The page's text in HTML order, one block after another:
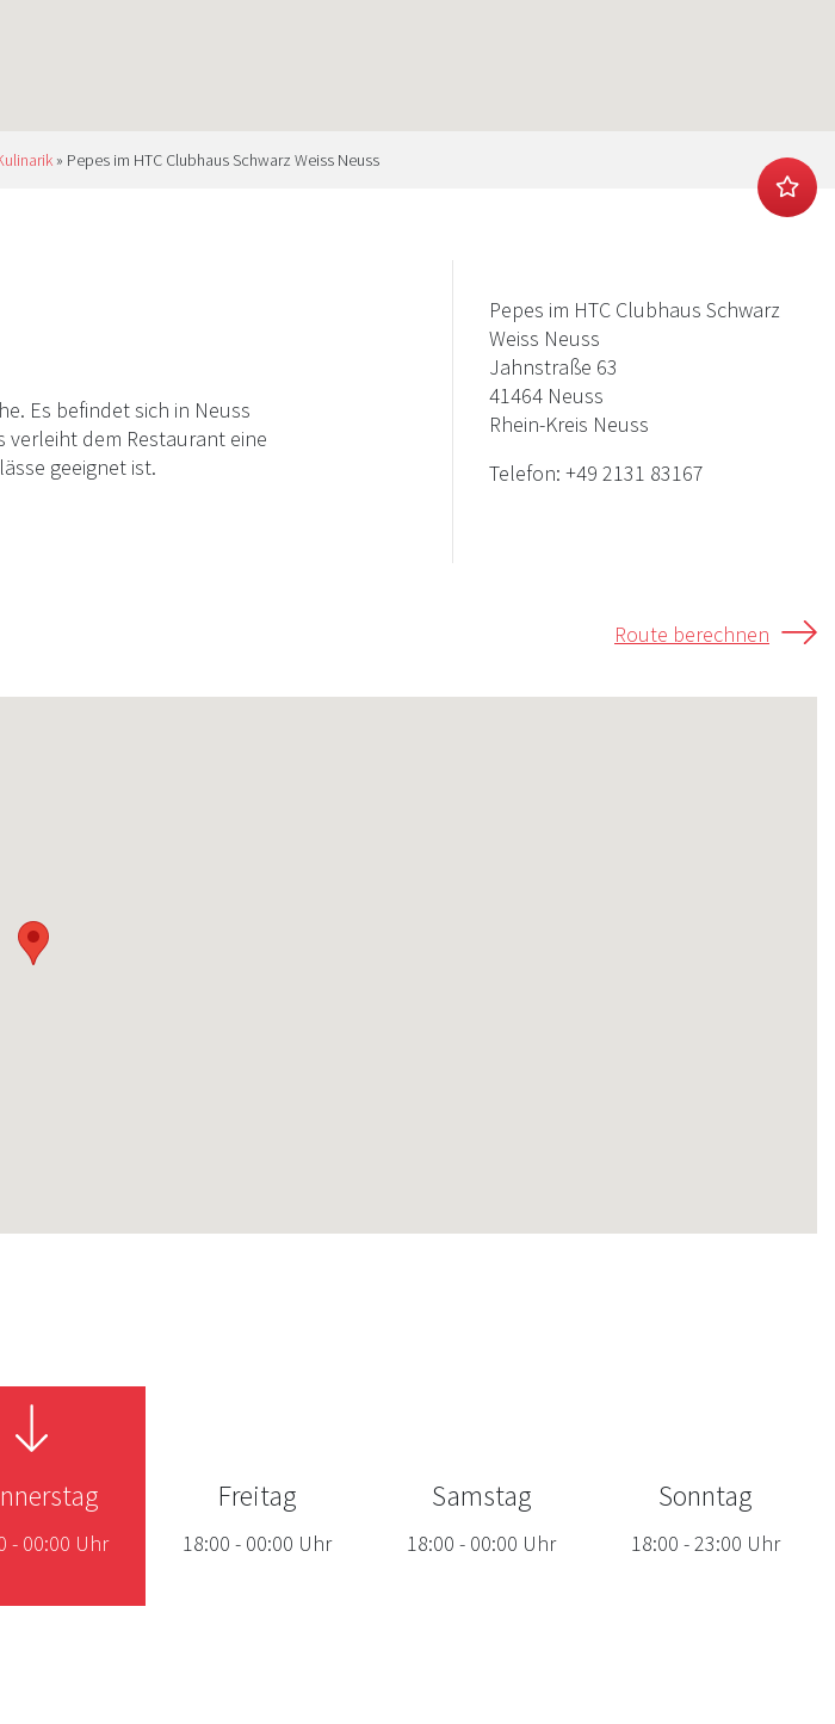
» Pepes im HTC Clubhaus Schwarz Weiss Neuss
Es befindet sich in Neuss
verleiht dem Restaurant eine
geeignet ist.
Pepes im HTC Clubhaus Schwarz
Weiss Neuss
Jahnstraße 63
41464 Neuss
Rhein-Kreis Neuss
Telefon: +49 2131 83167
Route berechnen
- 00:00 Uhr
Freitag
18:00 - 00:00 Uhr
Samstag
18:00 - 00:00 Uhr
Sonntag
18:00 -23:00 Uhr